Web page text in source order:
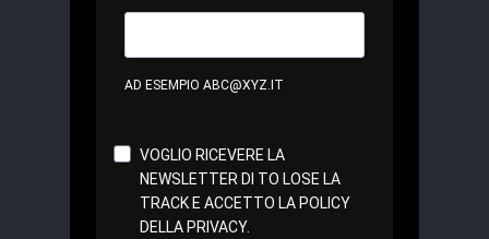
AD ESEMPIO ABC@XYZ.IT
VOGLIO RICEVERE LA
NEWSLETTER DI TO LOSE LA
TRACK E ACCETTO LA POLICY
DELLA PRIVACY.